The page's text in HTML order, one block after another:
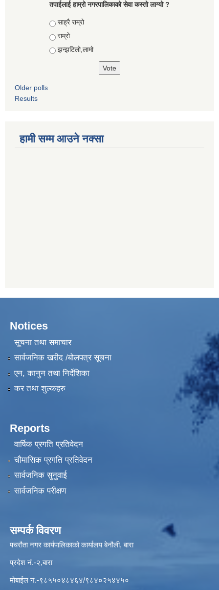
तपाईलाई हाम्रो नगरपालिकाको सेवा कस्तो लाग्यो ?
Choices
साह्रै राम्रो
राम्रो
झन्झटिलो,लामो
Older polls
Results
हामी सम्म आउने नक्सा
Notices
सूचना तथा समाचार
सार्वजनिक खरीद /बोलपत्र सूचना
एन, कानुन तथा निर्देशिका
कर तथा शुल्कहरु
Reports
वार्षिक प्रगति प्रतिवेदन
चौमासिक प्रगति प्रतिवेदन
सार्वजनिक सुनुवाई
सार्वजनिक परीक्षण
सम्पर्क विवरण
पचरौता नगर कार्यपालिकाको कार्यालय बेनौली, बारा
प्रदेश नं.-२,बारा
मोबाईल नं.-९८५५०४८४६४/९८४०२५४४५०